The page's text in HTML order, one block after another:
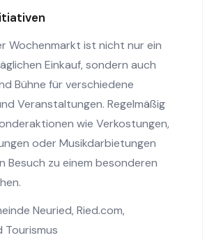
Wochenmarkt ist nicht nur ein
Einkauf, sondern auch
Bühne für verschiedene
Veranstaltungen. Regelmäßig
wie Verkostungen,
oder Musikdarbietungen
Besuch zu einem besonderen
Neuried, Ried.com,
Tourismus